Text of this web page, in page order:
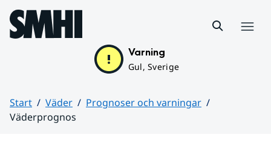
Hoppa till sidans innehåll
Varning
Gul, Sverige
Start Väder
Prognoser och varningar
Väderprognos